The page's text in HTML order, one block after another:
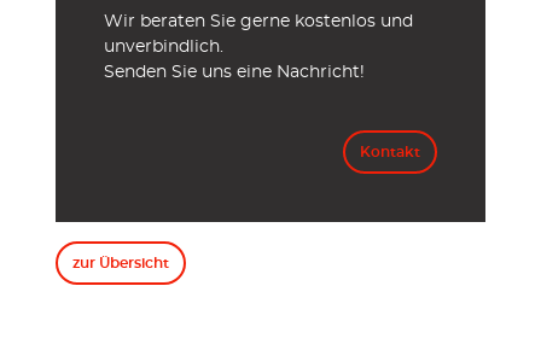
Wir beraten Sie gerne kostenlos und
unverbindlich.
Senden Sie uns eine Nachricht!
Kontakt
zur Übersicht